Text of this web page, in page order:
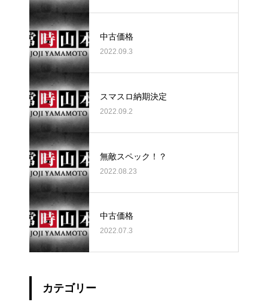
中古価格
2022.09.3
スマスロ納期決定
2022.09.2
無敵スペック！？
2022.08.23
中古価格
2022.07.3
カテゴリー